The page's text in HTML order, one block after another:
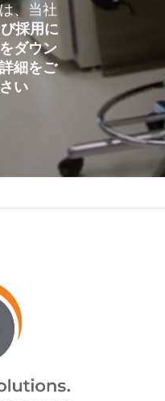
、当社
採用に
ダウン
細をご
い